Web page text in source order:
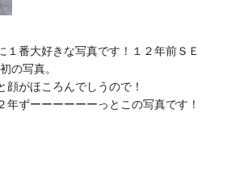
１番大好きな写真です！１２年前ＳＥ
の写真。
顔がほころんでしうので！
年ずーーーーーーっとこの写真です！